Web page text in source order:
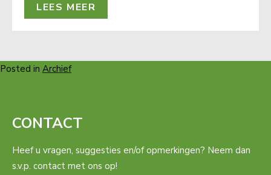
LEES MEER
Posted in Archief
CONTACT
Heef u vragen, suggesties en/of opmerkingen? Neem dan
s.v.p. contact met ons op!